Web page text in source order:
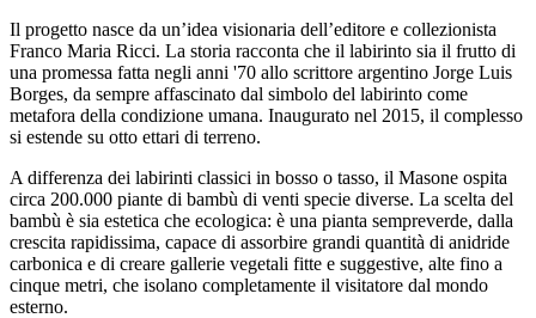
Il progetto nasce da un’idea visionaria dell’editore e collezionista
Franco Maria Ricci. La storia racconta che il labirinto sia il frutto di
una promessa fatta negli anni '70 allo scrittore argentino Jorge Luis
Borges, da sempre affascinato dal simbolo del labirinto come
metafora della condizione umana. Inaugurato nel 2015, il complesso
si estende su otto ettari di terreno.
A differenza dei labirinti classici in bosso o tasso, il Masone ospita
circa 200.000 piante di bambù di venti specie diverse. La scelta del
bambù è sia estetica che ecologica: è una pianta sempreverde, dalla
crescita rapidissima, capace di assorbire grandi quantità di anidride
carbonica e di creare gallerie vegetali fitte e suggestive, alte fino a
cinque metri, che isolano completamente il visitatore dal mondo
esterno.